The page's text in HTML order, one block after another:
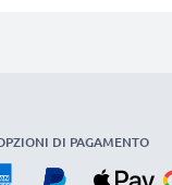
DI PAGAMENTO